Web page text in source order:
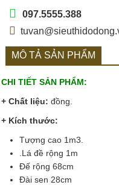
097.5555.388
MÔ TẢ SẢN PHẨM
CHI TIẾT SẢN PHẨM:
+ Chất liệu: đồng.
+ Kích thước:
Tượng cao 1m3.
.Lá đề rộng 1m
Đế rộng 68cm
Đài sen 28cm